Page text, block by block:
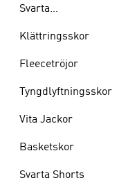
Svarta
Klättringsskor
Fleecetröjor
Tyngdlyftningsskor
Vita Jackor
Basketskor
Svarta Shorts